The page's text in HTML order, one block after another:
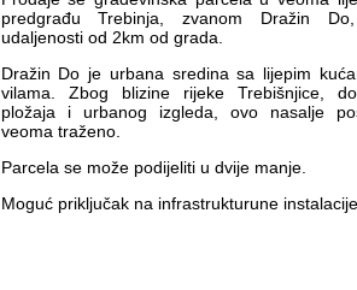
predgrađu Trebinja, zvanom Dražin
udaljenosti od 2km od grada.
Dražin Do je urbana sredina sa lijepim
vilama. Zbog blizine rijeke Trebišnjice,
pložaja i urbanog izgleda, ovo nasalje
veoma traženo.
Parcela se može podijeliti u dvije manje.
Moguć priključak na infrastrukturune